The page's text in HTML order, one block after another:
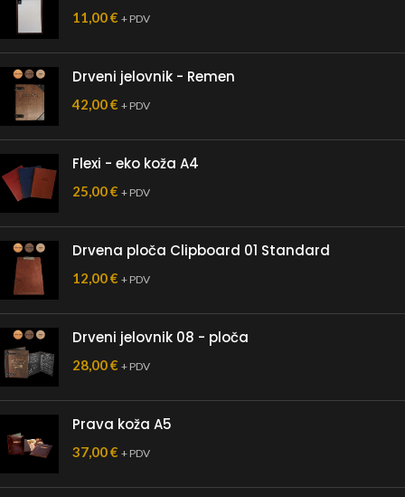
11,00€ + PDV
Drveni jelovnik - Remen
42,00€ + PDV
Flexi - eko koža A4
25,00€ + PDV
Drvena ploča Clipboard 01 Standard
12,00€ + PDV
Drveni jelovnik 08 - ploča
28,00€ + PDV
Prava koža A5
37,00€ + PDV